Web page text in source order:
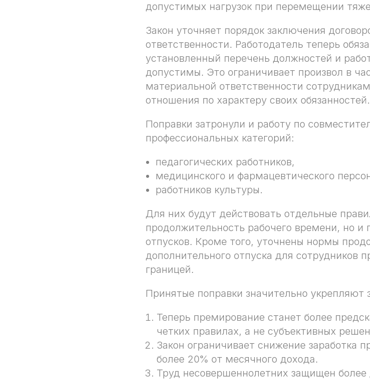
допустимых нагрузок при перемещении
Закон уточняет порядок заключения
ответственности. Работодатель теперь
установленный перечень должностей и
допустимы. Это ограничивает произвол в
материальной ответственности
отношения по характеру своих обязанностей.
Поправки затронули и работу по
профессиональных категорий:
педагогических работников,
медицинского и фармацевтического
работников культуры.
Для них будут действовать отдельные
продолжительность рабочего времени, но и
отпусков. Кроме того, уточнены нормы
дополнительного отпуска для сотрудников
границей.
Принятые поправки значительно укрепляют
Теперь премирование станет более
четких правилах, а не субъективных
Закон ограничивает снижение заработка
более 20% от месячного дохода.
Труд несовершеннолетних защищен